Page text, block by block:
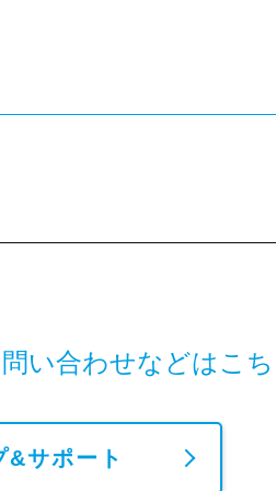
い合わせなどはこ
&サポート